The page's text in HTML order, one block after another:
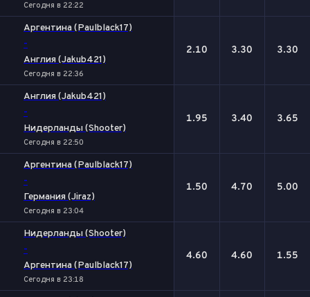
Сегодня в 22:22
Аргентина (Paulblack17)
-
Англия (Jakub421)
Сегодня в 22:36
2.10 3.30 3.30
Англия (Jakub421)
-
Нидерланды (Shooter)
Сегодня в 22:50
1.95 3.40 3.65
Аргентина (Paulblack17)
-
Германия (Jiraz)
Сегодня в 23:04
1.50 4.70 5.00
Нидерланды (Shooter)
-
Аргентина (Paulblack17)
Сегодня в 23:18
4.60 4.60 1.55